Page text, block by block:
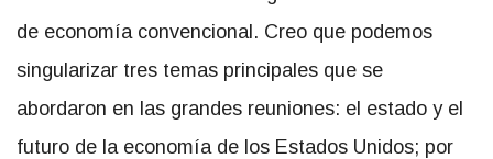
de economía convencional. Creo que podemos
singularizar tres temas principales que se
abordaron en las grandes reuniones: el estado y el
futuro de la economía de los Estados Unidos; por